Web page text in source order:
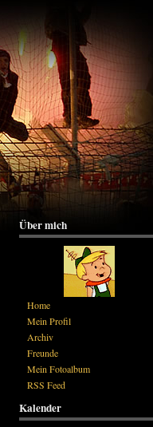
Über mich
Home
Mein Profil
Archiv
Freunde
Mein Fotoalbum
RSS Feed
Kalender